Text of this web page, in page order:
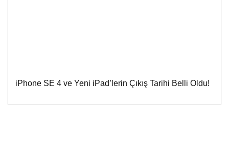
iPhone SE 4 ve Yeni iPad’lerin Çıkış Tarihi Belli Oldu!